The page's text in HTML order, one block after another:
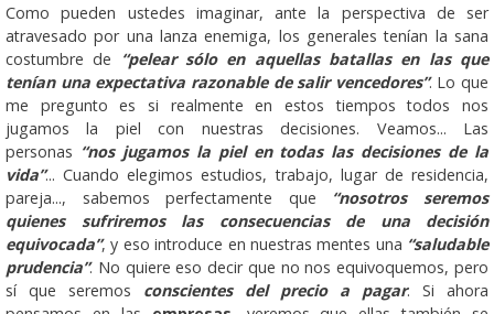
Como pueden ustedes imaginar, ante la perspectiva de ser
atravesado por una lanza enemiga, los generales tenían la sana
costumbre de
“pelear sólo en aquellas batallas en las que
tenían una expectativa razonable de salir vencedores”. Lo que
me pregunto es si realmente en estos tiempos todos nos
jugamos la piel con nuestras decisiones. Veamos... Las
personas “nos jugamos la piel en todas las decisiones de la
vida”... Cuando elegimos estudios, trabajo, lugar de residencia,
pareja..., sabemos perfectamente que “nosotros seremos
quienes sufriremos las consecuencias de una decisión
equivocada”, y eso introduce en nuestras mentes una “saludable
prudencia”. No quiere eso decir que no nos equivoquemos, pero
sí que seremos conscientes del precio a pagar. Si ahora